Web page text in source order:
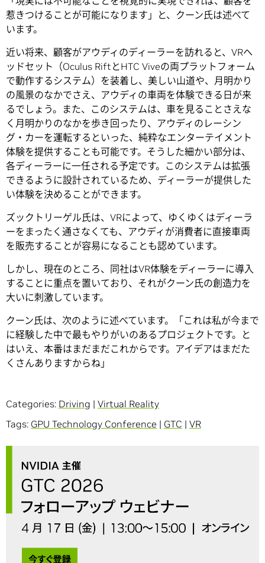
惹きつけることが可能になります」と、クーン氏は述べて
います。
近い将来、顧客がアウディのディーラーを訪れると、VRヘ
ッドセット（Oculus RiftとHTC Viveの両プラットフォーム
で動作するシステム）を装着し、美しい山道や、月明かり
の風景のなかでさえ、アウディの車両を体験できる日が来
るでしょう。また、このシステムは、車を見ることさえな
く月明かりのなかを歩き回ったり、アウディのレーシン
グ・カーを運転するといった、純粋なエンターテイメント
体験を提供することも可能です。そうした細かい部分は、
各ディーラーに一任される予定です。このシステムは拡張
できるように設計されているため、ディーラーが提供した
い体験を決めることができます。
ズックトリーゲル氏は、VRによって、ゆくゆくはディーラ
ーをまったく通さなくても、アウディが消費者に直接車両
を販売することが容易になることも認めています。
しかし、現在のところ、同社はVR体験をディーラーに導入
することに重点を置いており、それがクーン氏の創造力を
大いに刺激しています。
クーン氏は、次のように述べています。「これは私が今まで
に経験した中で最もやりがいのあるプロジェクトです。と
はいえ、本番はまだまだこれからです。アイデアはまだた
くさんありますからね」
Categories: Driving | Virtual Reality
Tags: GPU Technology Conference | GTC | VR